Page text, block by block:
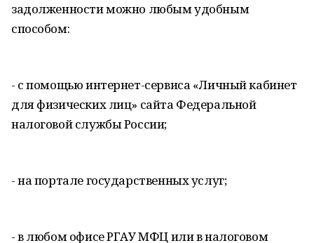
задолженности можно любым удобным
способом:
- с помощью интернет-сервиса «Личный кабинет
для физических лиц» сайта Федеральной
налоговой службы России;
- на портале государственных услуг;
- в любом офисе РГАУ МФЦ или в налоговом